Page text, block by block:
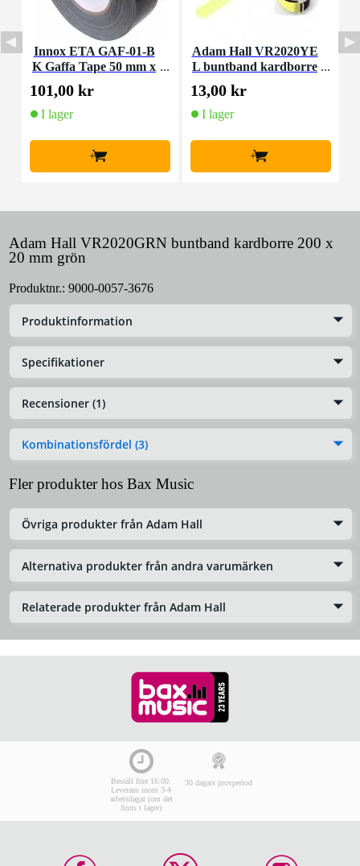
Innox ETA GAF-01-B
K Gaffa Tape 50 mm x
50 m svart
101,00 kr
I lager
+
Adam Hall VR2020YE
L buntband kardborre
200 x 20 mm gul
13,00 kr
I lager
+
Adam Hall VR2020GRN buntband kardborre 200 x
20 mm grön
Produktnr.: 9000-0057-3676
Produktinformation
Specifikationer
Recensioner (1)
Kombinationsfördel (3)
Fler produkter hos Bax Music
Övriga produkter från Adam Hall
Alternativa produkter från andra varumärken
Relaterade produkter från Adam Hall
Beställ före 16:00:
Leverans inom 3-4
arbetsdagar (om det
finns i lager)
30 dagars provperiod